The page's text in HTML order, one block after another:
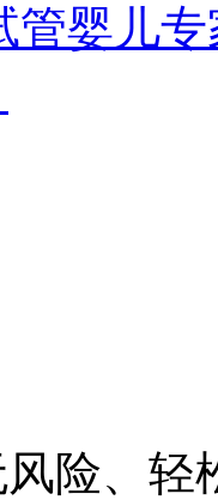
管婴儿
险、轻